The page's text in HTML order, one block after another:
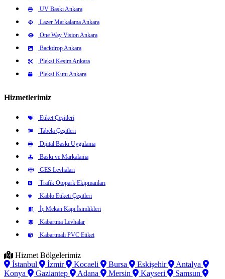
UV Baskı Ankara
Lazer Markalama Ankara
One Way Vision Ankara
Backdrop Ankara
Pleksi Kesim Ankara
Pleksi Kutu Ankara
Hizmetlerimiz
Etiket Çeşitleri
Tabela Çeşitleri
Dijital Baskı Uygulama
Baskı ve Markalama
GES Levhaları
Trafik Otopark Ekipmanları
Kablo Etiketi Çeşitleri
İç Mekan Kapı İsimlikleri
Kabartma Levhalar
Kabartmalı PVC Etiket
Hizmet Bölgelerimiz
İstanbul
İzmir Kocaeli Bursa Eskişehir
Antalya
Konya
Gaziantep Adana Mersin Kayseri
Samsun